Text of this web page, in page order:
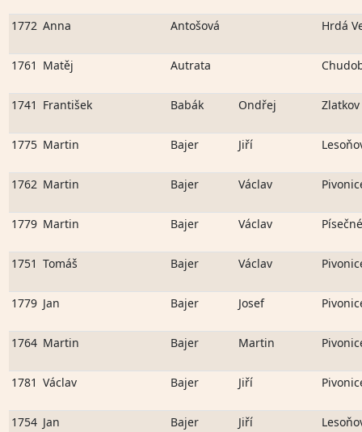
1772 Anna Antošová Hrdá
1761 Matěj Autrata
1741 František Babák Ondřej Zlatkov
1775 Martin Bajer Jiří
1762 Martin Bajer Václav
1779 Martin Bajer Václav Písečné
1751 Tomáš Bajer Václav
1779 Jan Bajer Josef
1764 Martin Bajer Martin
1781 Václav Bajer Jiří
1754 Jan Bajer Jiří